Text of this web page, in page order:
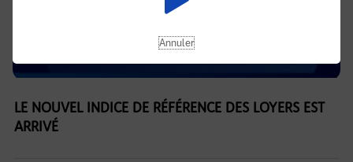
LE NOUVEL INDICE DE RÉFÉRENCE DES LOYERS EST
ARRIVÉ
Annuler